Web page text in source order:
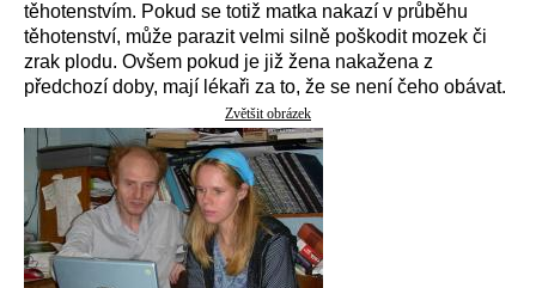
těhotenstvím. Pokud se totiž matka nakazí v průběhu
těhotenství, může parazit velmi silně poškodit mozek či
zrak plodu. Ovšem pokud je již žena nakažena z
předchozí doby, mají lékaři za to, že se není čeho obávat.
Zvětšit obrázek